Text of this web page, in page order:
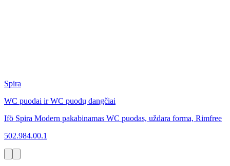
Spira
WC puodai ir WC puodų dangčiai
Ifö Spira Modern pakabinamas WC puodas, uždara forma, Rimfree
502.984.00.1